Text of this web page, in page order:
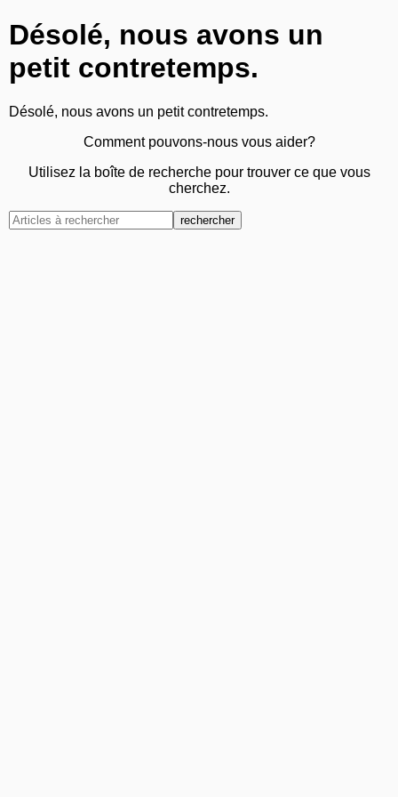
Désolé, nous avons un
petit contretemps.
Désolé, nous avons un petit contretemps.
Comment pouvons-nous vous aider?
Utilisez la boîte de recherche pour trouver ce que vous
cherchez.
rechercher